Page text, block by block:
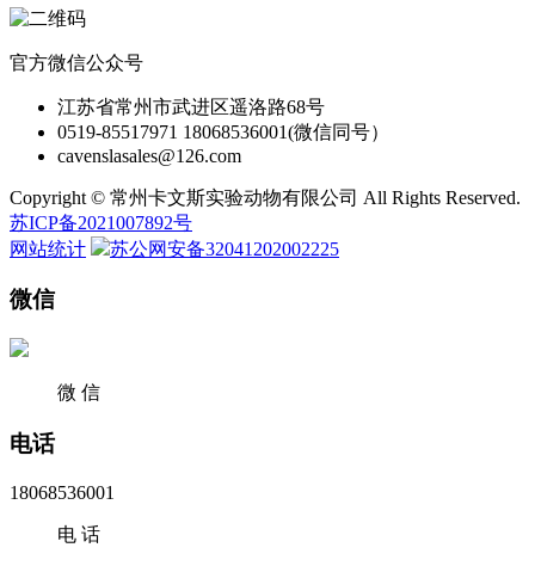
官方微信公众号
江苏省常州市武进区遥洛路68号
0519-85517971 18068536001(微信同号）
cavenslasales@126.com
Copyright © 常州卡文斯实验动物有限公司 All Rights Reserved.
苏ICP备2021007892号
网站统计
苏公网安备32041202002225
微信
微 信
电话
18068536001
电 话